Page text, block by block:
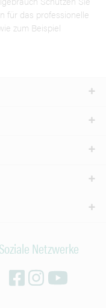
für das professionelle
zum Beispiel
Soziale Netzwerke